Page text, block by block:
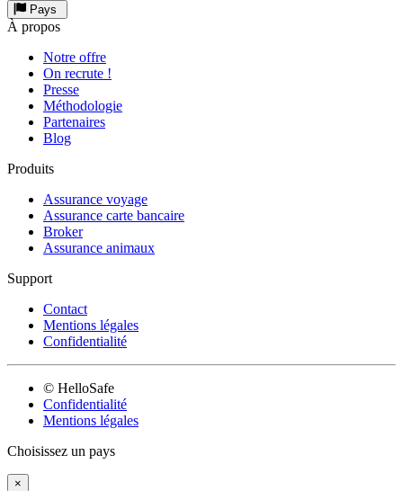
Pays
À propos
Notre offre
On recrute !
Presse
Méthodologie
Partenaires
Blog
Produits
Assurance voyage
Assurance carte bancaire
Broker
Assurance animaux
Support
Contact
Mentions légales
Confidentialité
© HelloSafe
Confidentialité
Mentions légales
Choisissez un pays
×